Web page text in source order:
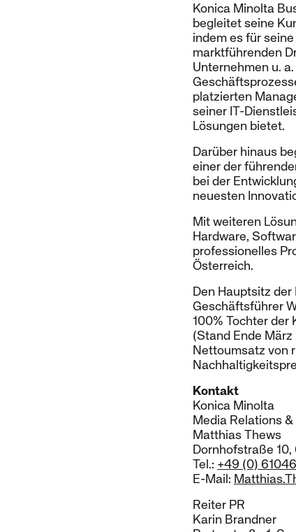
Konica Minolta
begleitet seine
indem es für
marktführenden
Unternehmen u.
platzierten
seiner IT-
Lösungen bietet.
Darüber hinaus
einer der
bei der
neuesten
Mit weiteren
Hardware,
professionelles
Österreich.
Den Hauptsitz
Geschäftsführer
100% Tochter der
(Stand Ende
Nettoumsatz von
Kontakt
Konica Minolta
Media Relations
Matthias Thews
Dornhofstraße
Tel.: +49 (0)
E-Mail:
Reiter PR
Karin Brandner